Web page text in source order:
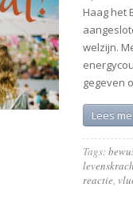
Haag het
welzijn.
gegeven
Lees
Tags:
reactie,